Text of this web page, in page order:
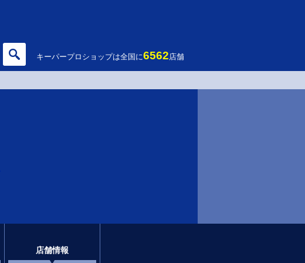
キーパープロショップは全国に6562店舗
店舗情報